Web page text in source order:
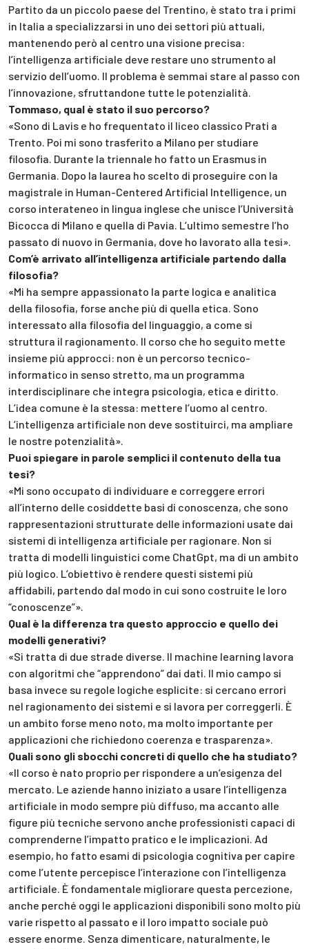
Partito da un piccolo paese del Trentino, è stato tra i primi
in Italia a specializzarsi in uno dei settori più attuali,
mantenendo però al centro una visione precisa:
l’intelligenza artificiale deve restare uno strumento al
servizio dell’uomo. Il problema è semmai stare al passo con
l’innovazione, sfruttandone tutte le potenzialità.
Tommaso, qual è stato il suo percorso?
«Sono di Lavis e ho frequentato il liceo classico Prati a
Trento. Poi mi sono trasferito a Milano per studiare
filosofia. Durante la triennale ho fatto un Erasmus in
Germania. Dopo la laurea ho scelto di proseguire con la
magistrale in Human-Centered Artificial Intelligence, un
corso interateneo in lingua inglese che unisce l’Università
Bicocca di Milano e quella di Pavia. L’ultimo semestre l’ho
passato di nuovo in Germania, dove ho lavorato alla tesi».
Com’è arrivato all’intelligenza artificiale partendo dalla
filosofia?
«Mi ha sempre appassionato la parte logica e analitica
della filosofia, forse anche più di quella etica. Sono
interessato alla filosofia del linguaggio, a come si
struttura il ragionamento. Il corso che ho seguito mette
insieme più approcci: non è un percorso tecnico-
informatico in senso stretto, ma un programma
interdisciplinare che integra psicologia, etica e diritto.
L’idea comune è la stessa: mettere l’uomo al centro.
L’intelligenza artificiale non deve sostituirci, ma ampliare
le nostre potenzialità».
Puoi spiegare in parole semplici il contenuto della tua
tesi?
«Mi sono occupato di individuare e correggere errori
all’interno delle cosiddette basi di conoscenza, che sono
rappresentazioni strutturate delle informazioni usate dai
sistemi di intelligenza artificiale per ragionare. Non si
tratta di modelli linguistici come ChatGpt, ma di un ambito
più logico. L’obiettivo è rendere questi sistemi più
affidabili, partendo dal modo in cui sono costruite le loro
“conoscenze”».
Qual è la differenza tra questo approccio e quello dei
modelli generativi?
«Si tratta di due strade diverse. Il machine learning lavora
con algoritmi che “apprendono” dai dati. Il mio campo si
basa invece su regole logiche esplicite: si cercano errori
nel ragionamento dei sistemi e si lavora per correggerli. È
un ambito forse meno noto, ma molto importante per
applicazioni che richiedono coerenza e trasparenza».
Quali sono gli sbocchi concreti di quello che ha studiato?
«Il corso è nato proprio per rispondere a un’esigenza del
mercato. Le aziende hanno iniziato a usare l’intelligenza
artificiale in modo sempre più diffuso, ma accanto alle
figure più tecniche servono anche professionisti capaci di
comprenderne l’impatto pratico e le implicazioni. Ad
esempio, ho fatto esami di psicologia cognitiva per capire
come l’utente percepisce l’interazione con l’intelligenza
artificiale. È fondamentale migliorare questa percezione,
anche perché oggi le applicazioni disponibili sono molto più
varie rispetto al passato e il loro impatto sociale può
essere enorme. Senza dimenticare, naturalmente, le